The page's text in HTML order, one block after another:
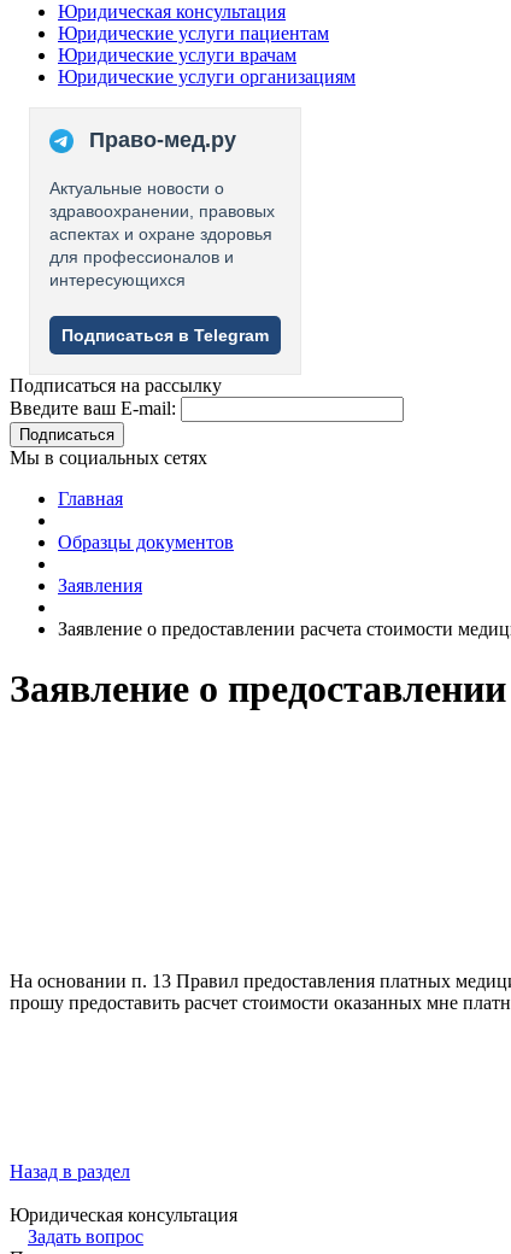
Юридическая консультация
Юридические услуги пациентам
Юридические услуги врачам
Юридические услуги организациям
Право-мед.ру
Актуальные новости о
здравоохранении, правовых
аспектах и охране здоровья
для профессионалов и
интересующихся
Подписаться в Telegram
Подписаться на рассылку
Введите ваш E-mail:
Подписаться
Мы в социальных сетях
Главная
Образцы документов
Заявления
Заявление о предоставлении расчета стоимости
Заявление о
На основании п. 13 Правил предоставления платных
прошу предоставить расчет стоимости оказанных мне
Назад в раздел
Юридическая консультация
Задать вопрос